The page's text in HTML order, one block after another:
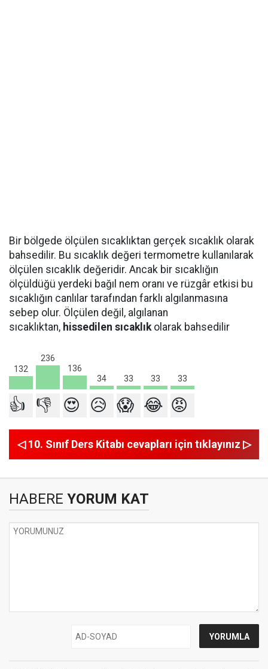
Bir bölgede ölçülen sıcaklıktan gerçek sıcaklık olarak
bahsedilir. Bu sıcaklık değeri termometre kullanılarak
ölçülen sıcaklık değeridir. Ancak bir sıcaklığın
ölçüldüğü yerdeki bağıl nem oranı ve rüzgâr etkisi bu
sıcaklığın canlılar tarafından farklı algılanmasına
sebep olur. Ölçülen değil, algılanan
sıcaklıktan, hissedilen sıcaklıkolarak bahsedilir
132
236
136
34
33 33 33
👍 👎 😍 😥 😱 😂 😡
◁ 10. Sınıf Ders Kitabı cevapları için tıklayınız ▷
HABERE YORUM KAT